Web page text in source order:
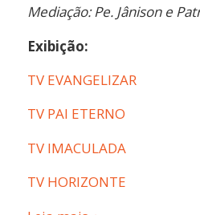
Mediação: Pe. Jânison e
Exibição:
TV EVANGELIZAR
TV PAI ETERNO
TV IMACULADA
TV HORIZONTE